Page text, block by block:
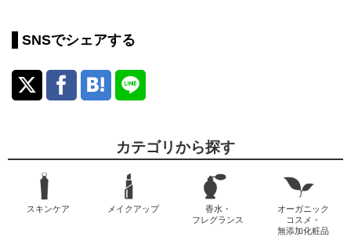
SNSでシェアする
カテゴリから探す
スキンケア メイクアップ
香水・
フレグランス
オーガニック
コスメ・
無添加化粧品